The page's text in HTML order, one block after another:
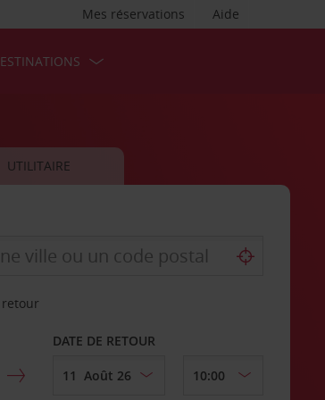
Aide
Mes réservations
UTILITAIRE
DATE DE RETOUR